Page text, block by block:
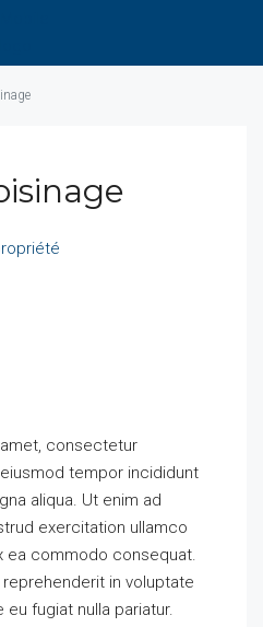
consectetur
tempor incididunt
aliqua. Ut enim ad
exercitation ullamco
ea commodo consequat.
in voluptate
fugiat nulla pariatur.